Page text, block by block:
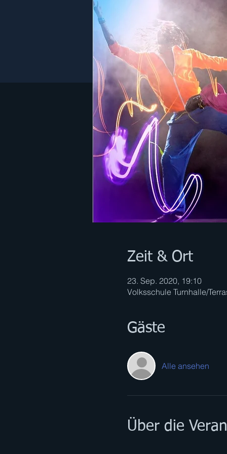
Zeit & Ort
23. Sep. 2020, 19:10
Volksschule Turnhalle/
Gäste
Alle ansehen
Über die